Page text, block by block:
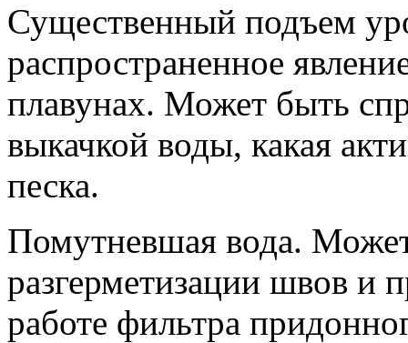
Существенный подъем
распространенное
плавунах. Может быть
выкачкой воды, какая
песка.
Помутневшая вода. Может
разгерметизации швов и
работе фильтра